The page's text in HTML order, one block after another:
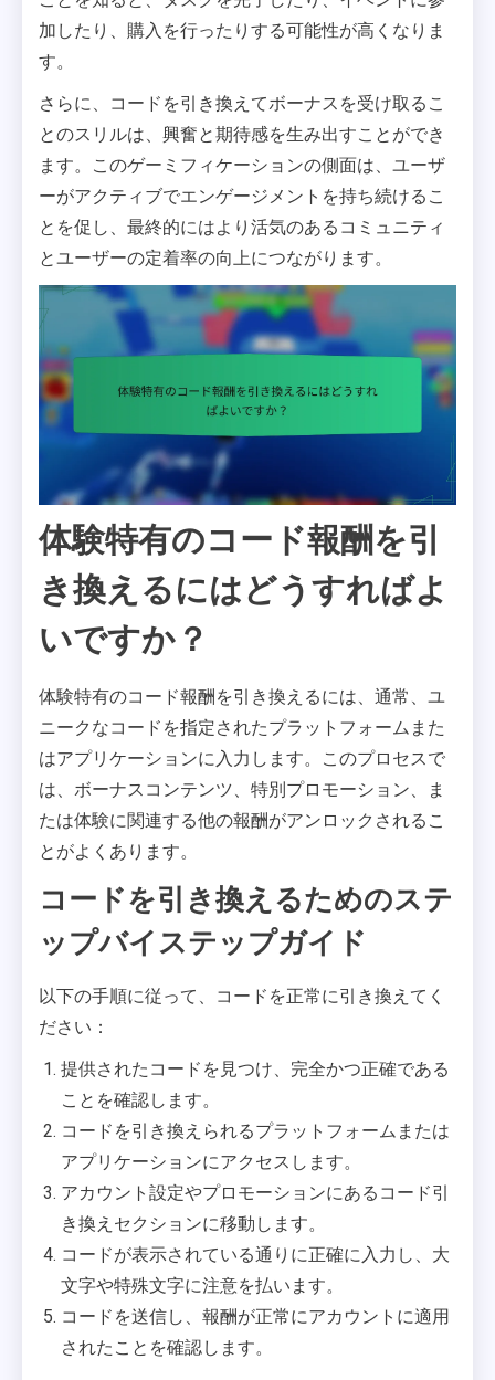
加したり、購入を行ったりする可能性が高くなりま
す。
さらに、コードを引き換えてボーナスを受け取るこ
とのスリルは、興奮と期待感を生み出すことができ
ます。このゲーミフィケーションの側面は、ユーザ
ーがアクティブでエンゲージメントを持ち続けるこ
とを促し、最終的にはより活気のあるコミュニティ
とユーザーの定着率の向上につながります。
体験特有のコード報酬を引
き換えるにはどうすればよ
いですか？
体験特有のコード報酬を引き換えるには、通常、ユ
ニークなコードを指定されたプラットフォームまた
はアプリケーションに入力します。このプロセスで
は、ボーナスコンテンツ、特別プロモーション、ま
たは体験に関連する他の報酬がアンロックされるこ
とがよくあります。
コードを引き換えるためのステ
ップバイステップガイド
以下の手順に従って、コードを正常に引き換えてく
ださい：
提供されたコードを見つけ、完全かつ正確である
ことを確認します。
コードを引き換えられるプラットフォームまたは
アプリケーションにアクセスします。
アカウント設定やプロモーションにあるコード引
き換えセクションに移動します。
コードが表示されている通りに正確に入力し、大
文字や特殊文字に注意を払います。
コードを送信し、報酬が正常にアカウントに適用
されたことを確認します。